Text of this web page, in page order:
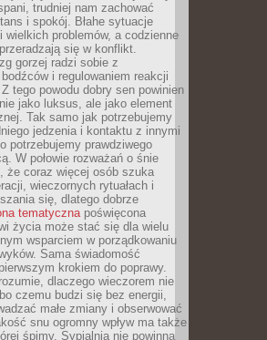
trudniej nam zachować
i spokój. Błahe sytuacje
wielkich problemów, a codzienne
się w konflikt.
gorzej radzi sobie z
i regulowaniem reakcji
tego powodu dobry sen powinien
jako luksus, ale jako element
Tak samo jak potrzebujemy
jedzenia i kontaktu z innymi
potrzebujemy prawdziwego
W połowie rozważań o śnie
że coraz więcej osób szuka
wieczornych rytuałach i
się, dlatego dobrze
tematycznapoświęcona
życia może stać się dla wielu
wsparciem w porządkowaniu
Sama świadomość
krokiem do poprawy.
dlaczego wieczorem nie
czemu budzi się bez energii,
małe zmiany i obserwować
snu ogromny wpływ ma także
śpimy. Sypialnia nie powinna